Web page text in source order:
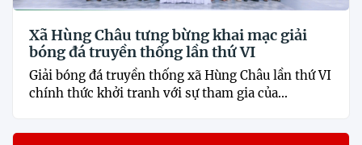
Xã Hùng Châu tưng bừng khai mạc giải
bóng đá truyền thống lần thứ VI
Giải bóng đá truyền thống xã Hùng Châu lần thứ VI
chính thức khởi tranh với sự tham gia của...